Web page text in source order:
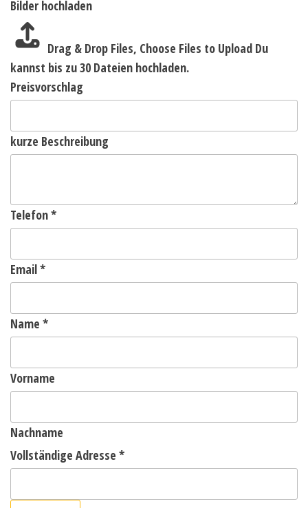
Bilder hochladen
Drag & Drop Files, Choose Files to Upload Du
kannst bis zu 30 Dateien hochladen.
Preisvorschlag
kurze Beschreibung
Telefon*
Email*
Name *
Vorname
Nachname
Vollständige Adresse *